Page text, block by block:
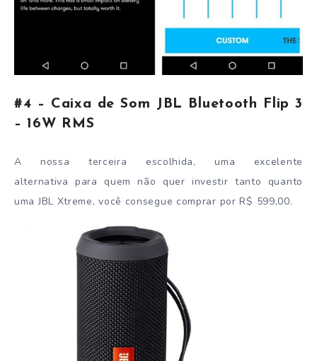
#4 – Caixa de Som JBL Bluetooth Flip 3
– 16W RMS
A nossa terceira escolhida, uma excelente
alternativa para quem não quer investir tanto quanto
uma JBL Xtreme, você consegue comprar por R$ 599,00.